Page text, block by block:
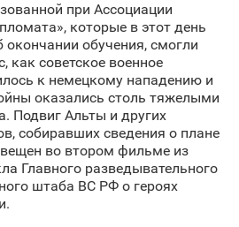
при Ассоциации
которые в этот день
обучения, смогли
как советское военное
к немецкому нападению и
оказались столь тяжелыми
Подвиг Альты и других
собиравших сведения о плане
во втором фильме из
Главного разведывательного
штаба ВС РФ о героях